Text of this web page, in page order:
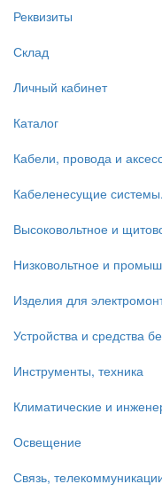
Реквизиты
Склад
Личный кабинет
Каталог
Кабели, провода и
Кабеленесущие
Высоковольтное и
Низковольтное и
Изделия для
Устройства и средства
Инструменты, техника
Климатические и
Освещение
Связь,